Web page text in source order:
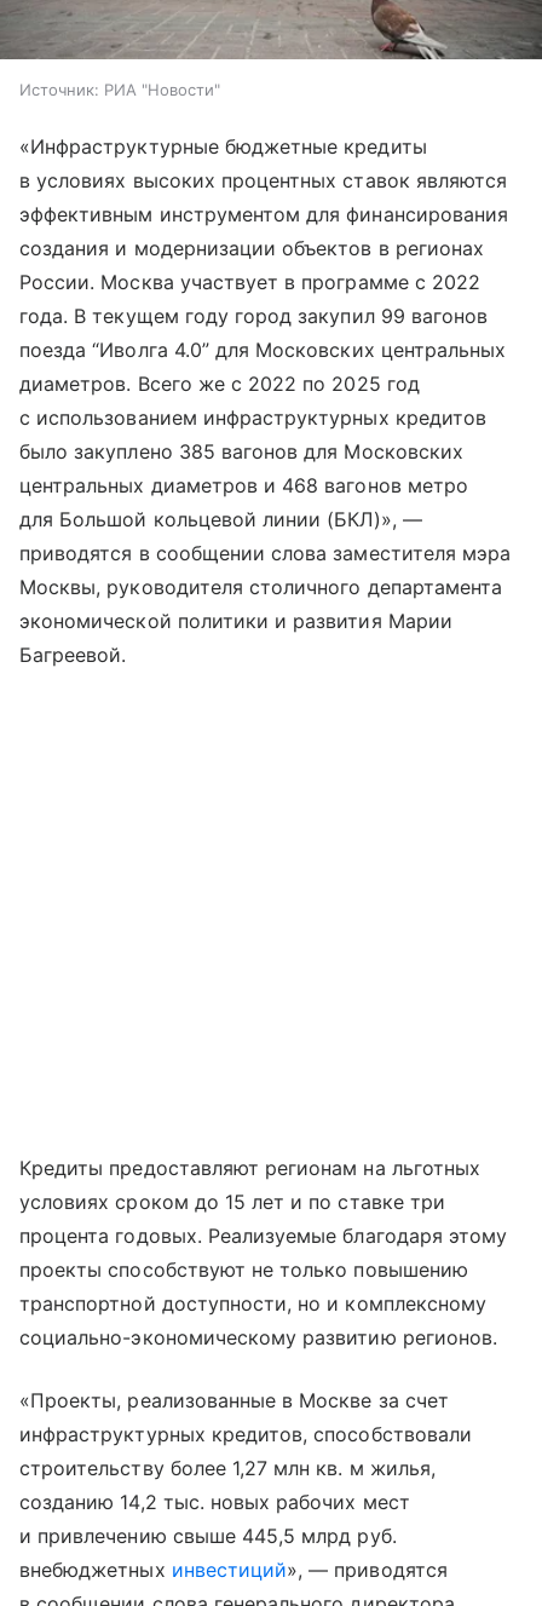
Источник: РИА "Новости"
«Инфраструктурные бюджетные кредиты
в условиях высоких процентных ставок являются
эффективным инструментом для финансирования
создания и модернизации объектов в регионах
России. Москва участвует в программе с 2022
года. В текущем году город закупил 99 вагонов
поезда “Иволга 4.0” для Московских центральных
диаметров. Всего же с 2022 по 2025 год
с использованием инфраструктурных кредитов
было закуплено 385 вагонов для Московских
центральных диаметров и 468 вагонов метро
для Большой кольцевой линии (БКЛ)», —
приводятся в сообщении слова заместителя мэра
Москвы, руководителя столичного департамента
экономической политики и развития Марии
Багреевой.
Кредиты предоставляют регионам на льготных
условиях сроком до 15 лет и по ставке три
процента годовых. Реализуемые благодаря этому
проекты способствуют не только повышению
транспортной доступности, но и комплексному
социально-экономическому развитию регионов.
«Проекты, реализованные в Москве за счет
инфраструктурных кредитов, способствовали
строительству более 1,27 млн кв. м жилья,
созданию 14,2 тыс. новых рабочих мест
и привлечению свыше 445,5 млрд руб.
внебюджетных инвестиций», — приводятся